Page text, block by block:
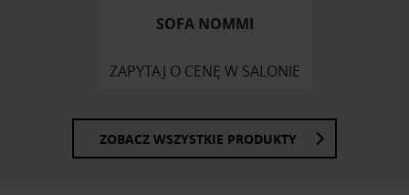
SOFA NOMMI
ZAPYTAJ O CENĘ W SALONIE
ZOBACZ WSZYSTKIE PRODUKTY